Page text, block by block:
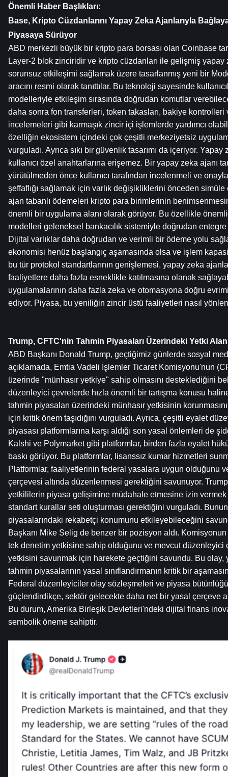
Önemli Haber Başlıkları:
Base, Kripto Cüzdanlarını Yapay Zeka Ajanlarıyla
Piyasaya Sürüyor
ABD merkezli büyük bir kripto para borsası olan Coinbase
Layer-2 blok zinciridir ve kripto cüzdanları ile gelişmiş yapay
sorunsuz etkileşimi sağlamak üzere tasarlanmış yeni bir
aracını resmi olarak tanıttılar. Bu teknoloji sayesinde
modelleriyle etkileşim sırasında doğrudan komutlar
daha sonra fon transferleri, token takasları, bakiye
incelemeleri gibi karmaşık zincir içi işlemlerde yardımcı
özelliğin ekosistem içindeki çok çeşitli merkeziyetsiz
vurguladı. Ayrıca sıkı bir güvenlik tasarımı da içeriyor.
kullanıcı özel anahtarlarına erişemez. Bir yapay zeka ajanı
yürütülmeden önce kullanıcı tarafından incelenmeli ve
şeffaflığı sağlamak için varlık değişikliklerini önceden
ajan tabanlı ödemeleri kripto para birimlerinin
önemli bir uygulama alanı olarak görüyor. Bu özellikle
modelleri geleneksel bankacılık sistemiyle doğrudan
Dijital varlıklar daha doğrudan ve verimli bir ödeme yolu
ekonomisi henüz başlangıç ​​aşamasında olsa ve işlem
bu tür protokol standartlarının genişlemesi, yapay zeka
faaliyetlere daha fazla esneklikle katılmasına olanak
uygulamalarının daha fazla zeka ve otomasyona doğru
ediyor. Piyasa, bu yeniliğin zincir üstü faaliyetleri nasıl
Trump, CFTC'nin Tahmin Piyasaları Üzerindeki Yetki
ABD Başkanı Donald Trump, geçtiğimiz günlerde sosyal
açıklamada, Emtia Vadeli İşlemler Ticaret Komisyonu'nun
üzerinde "münhasır yetkiye" sahip olmasını desteklediğini
düzenleyici çevrelerde hızla önemli bir tartışma konusu
tahmin piyasaları üzerindeki münhasır yetkisinin
için kritik önem taşıdığını vurguladı. Ayrıca, çeşitli eyalet
piyasası platformlarına karşı aldığı son yasal önlemleri de
Kalshi ve Polymarket gibi platformlar, birden fazla eyalet
baskı görüyor. Bu platformlar, lisanssız kumar hizmetleri
Platformlar, faaliyetlerinin federal yasalara uygun olduğunu
çerçevesi altında düzenlenmesi gerektiğini savunuyor.
yetkililerin piyasa gelişimine müdahale etmesine izin
standart kurallar seti oluşturması gerektiğini vurguladı.
piyasalarındaki rekabetçi konumunu etkileyebileceğini
Başkanı Mike Selig de benzer bir pozisyon aldı.
tek denetim yetkisine sahip olduğunu ve mevcut düzenleyici
yetkisini savunmak için harekete geçtiğini savundu. Bu olay,
tahmin piyasalarının yasal sınıflandırmanın kritik bir
Federal düzenleyiciler olay sözleşmeleri ve piyasa
güçlendirdikçe, sektör gelecekte daha net bir yasal çerçeve
Bu durum, Amerika Birleşik Devletleri'ndeki dijital finans
sembolik öneme sahiptir.